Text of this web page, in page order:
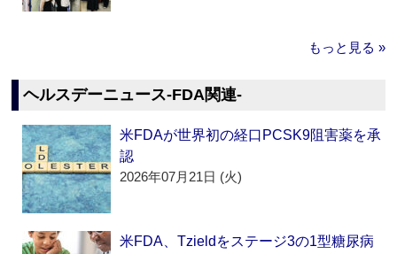
もっと見る »
ヘルスデーニュース‐FDA関連‐
米FDAが世界初の経口PCSK9阻害薬を承
認
2026年07月21日 (火)
米FDA、Tzieldをステージ3の1型糖尿病